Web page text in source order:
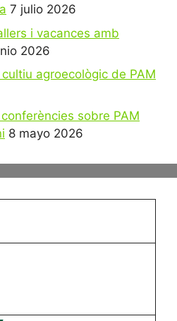
7 julio 2026
i vacances amb
2026
agroecològic de PAM
sobre PAM
8 mayo 2026